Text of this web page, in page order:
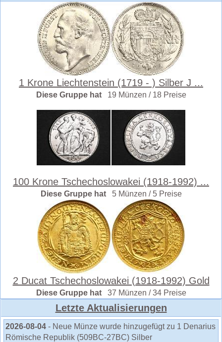
1 Krone Liechtenstein (1719 - ) Silber J ...
Diese Gruppe hat 19 Münzen / 18 Preise
100 Krone Tschechoslowakei (1918-1992) ...
Diese Gruppe hat 5 Münzen / 5 Preise
2 Ducat Tschechoslowakei (1918-1992) Gold
Diese Gruppe hat 37 Münzen / 34 Preise
Letzte Aktualisierungen
2026-08-04 - Neue Münze wurde hinzugefügt zu 1 Denarius
Römische Republik (509BC-27BC) Silber